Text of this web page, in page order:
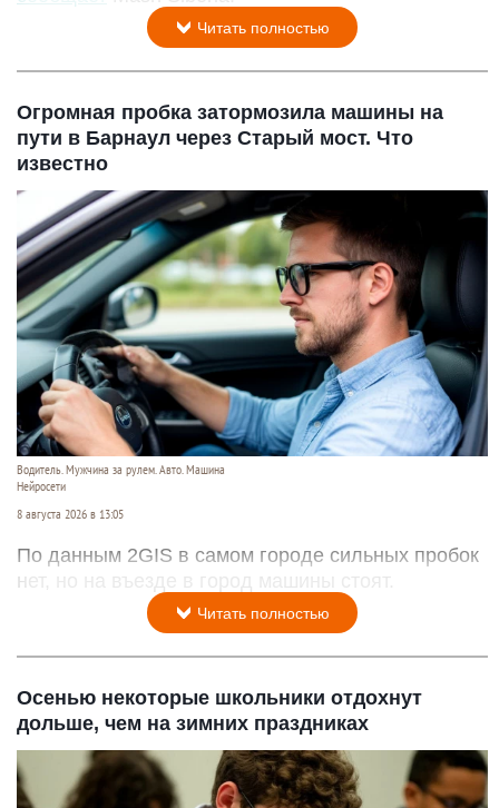
Читать полностью
Огромная пробка затормозила машины на
пути в Барнаул через Старый мост. Что
известно
Водитель. Мужчина за рулем. Авто. Машина
Нейросети
8 августа 2026 в 13:05
По данным 2GIS в самом городе сильных пробок
нет, но на въезде в город машины стоят.
Читать полностью
Осенью некоторые школьники отдохнут
дольше, чем на зимних праздниках